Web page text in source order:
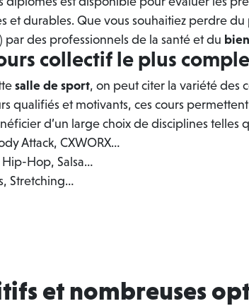
et durables. Que vous souhaitiez perdre
par des professionnels de la santé et du
collectif le plus
salle de sport, on peut citer la variété des
qualifiés et motivants, ces cours
d’un large choix de disciplines telles
Attack, CXWORX…
Hip-Hop, Salsa…
Stretching…
et nombreuses